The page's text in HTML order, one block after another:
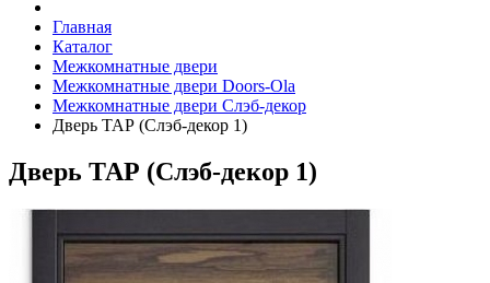
Главная
Каталог
Межкомнатные двери
Межкомнатные двери Doors-Ola
Межкомнатные двери Слэб-декор
Дверь ТАР (Слэб-декор 1)
Дверь ТАР (Слэб-декор 1)